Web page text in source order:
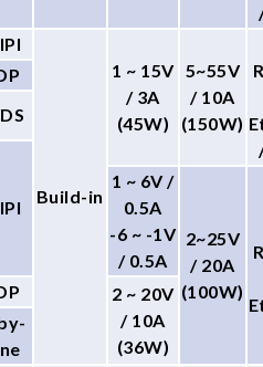
Build-in
1 ~ 15V
/ 3A
(45W)
5~55V
/ 10A
(150W)
1 ~ 6V /
0.5A
-6 ~ -1V
/ 0.5A
2~25V
/ 20A
(100W)
2 ~ 20V
/ 10A
(36W)